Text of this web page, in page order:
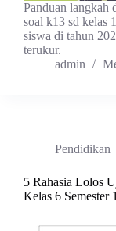
Panduan langkah
soal k13 sd kelas
siswa di tahun
terukur.
admin
Pendidikan
5 Rahasia Lolos
Kelas 6